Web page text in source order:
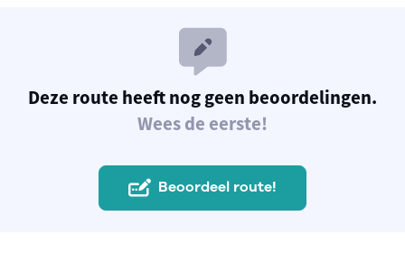
Deze route heeft nog geen beoordelingen.
Wees de eerste!
Beoordeel route!